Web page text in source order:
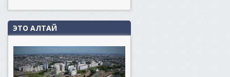
ЭТО АЛТАЙ